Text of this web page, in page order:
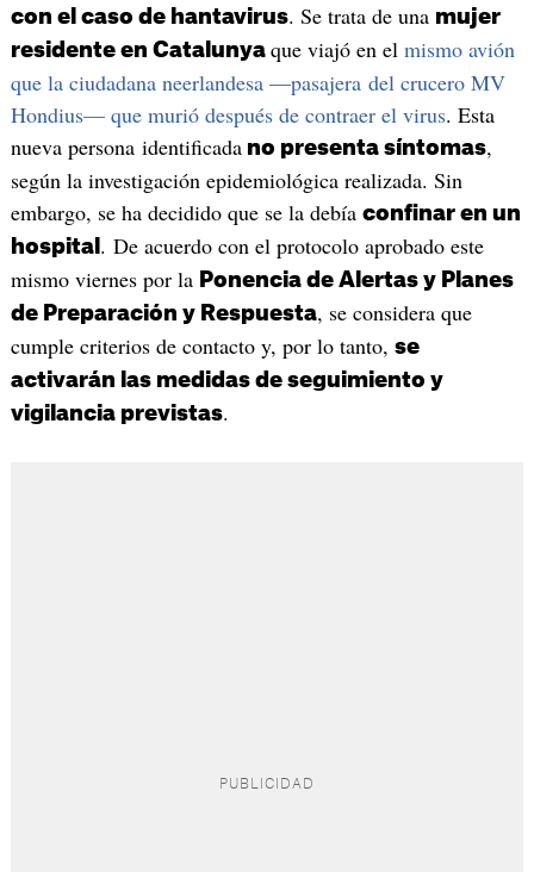
con el caso de hantavirus. Se trata de una mujer
residente en Catalunya que viajó en el mismo avión
que la ciudadana neerlandesa —pasajera del crucero MV
Hondius— que murió después de contraer el virus. Esta
nueva persona identificadano presenta síntomas,
según la investigación epidemiológica realizada. Sin
embargo, se ha decidido que se la debía confinar en un
hospital . De acuerdo con el protocolo aprobado este
mismo viernes por la Ponencia de Alertas y Planes
de Preparación y Respuesta, se considera que
cumple criterios de contacto y, por lo tanto, se
activarán las medidas de seguimiento y
vigilancia previstas.